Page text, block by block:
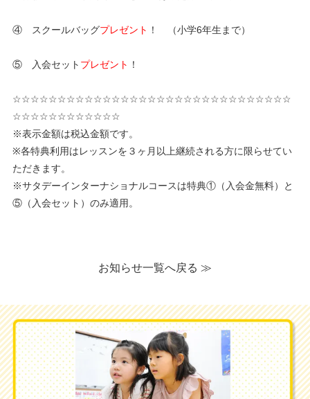
④ スクールバッグプレゼント ！ （小学6年生まで）
⑤ 入会セット プレゼント ！
☆☆☆☆☆☆☆☆☆☆☆☆☆☆☆☆☆☆☆☆☆☆☆☆☆☆☆☆☆☆☆
☆☆☆☆☆☆☆☆☆☆☆☆
※表示金額は税込金額です。
※各特典利用はレッスンを３ヶ月以上継続される方に限らせてい
ただきます。
※サタデーインターナショナルコースは特典①（入会金無料）と
⑤（入会セット）のみ適用。
お知らせ一覧へ戻る ≫